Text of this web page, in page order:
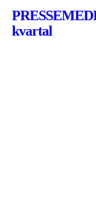
kvartal